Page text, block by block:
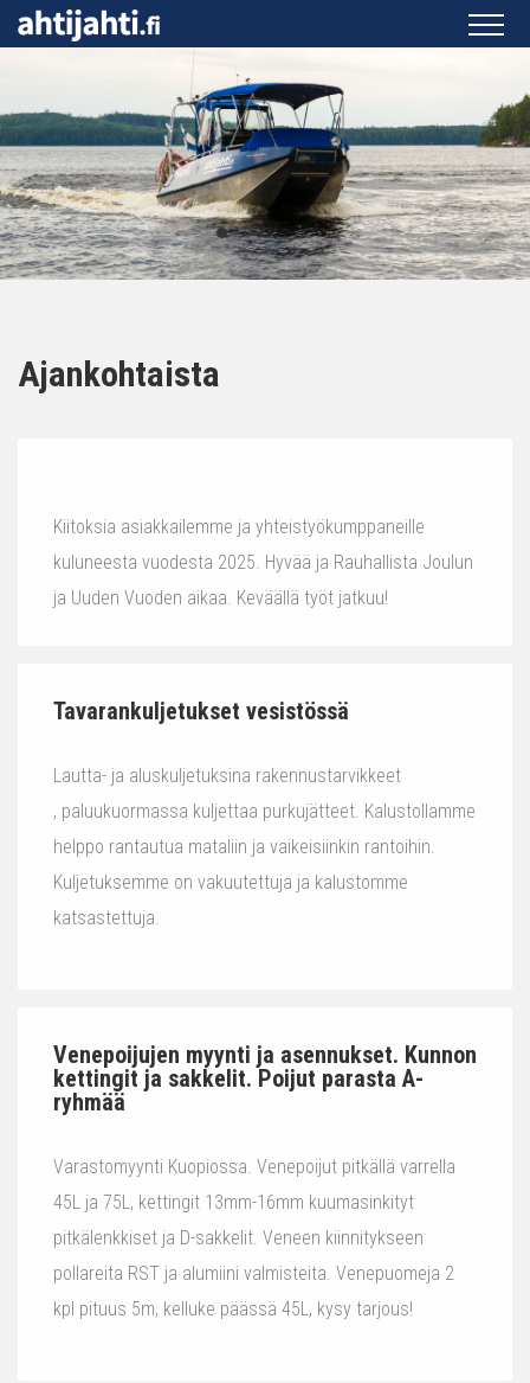
Ajankohtaista
Kiitoksia asiakkailemme ja yhteistyökumppaneille
kuluneesta vuodesta 2025. Hyvää ja Rauhallista Joulun
ja Uuden Vuoden aikaa. Keväällä työt jatkuu!
Tavarankuljetukset vesistössä
Lautta- ja aluskuljetuksina rakennustarvikkeet
, paluukuormassa kuljettaa purkujätteet. Kalustollamme
helppo rantautua mataliin ja vaikeisiinkin rantoihin.
Kuljetuksemme on vakuutettuja ja kalustomme
katsastettuja.
Venepoijujen myynti ja asennukset. Kunnon
kettingit ja sakkelit. Poijut parasta A-
ryhmää
Varastomyynti Kuopiossa. Venepoijut pitkällä varrella
45L ja 75L, kettingit 13mm-16mm kuumasinkityt
pitkälenkkiset ja D-sakkelit. Veneen kiinnitykseen
pollareita RST ja alumiini valmisteita. Venepuomeja 2
kpl pituus 5m, kelluke päässä 45L, kysy tarjous!